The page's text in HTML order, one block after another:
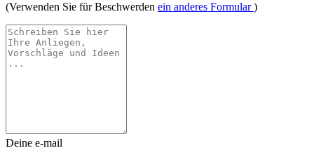
(Verwenden Sie für Beschwerden ein anderes Formular)
Deine e-mail